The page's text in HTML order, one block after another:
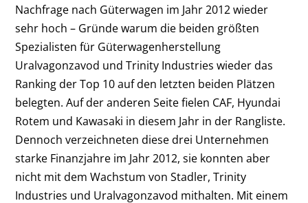
Nachfrage nach Güterwagen im Jahr 2012 wieder
sehr hoch – Gründe warum die beiden größten
Spezialisten für Güterwagenherstellung
Uralvagonzavod und Trinity Industries wieder das
Ranking der Top 10 auf den letzten beiden Plätzen
belegten. Auf der anderen Seite fielen CAF, Hyundai
Rotem und Kawasaki in diesem Jahr in der Rangliste.
Dennoch verzeichneten diese drei Unternehmen
starke Finanzjahre im Jahr 2012, sie konnten aber
nicht mit dem Wachstum von Stadler, Trinity
Industries und Uralvagonzavod mithalten. Mit einem